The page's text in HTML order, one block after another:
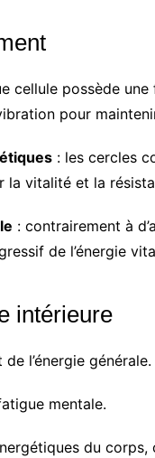
cellule possède
pour
: les cercles
la vitalité et la
: contrairement à
de l’énergie
intérieure
l’énergie générale.
mentale.
du